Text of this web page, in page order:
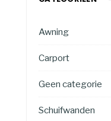
Awning
Carport
Geen categorie
Schuifwanden